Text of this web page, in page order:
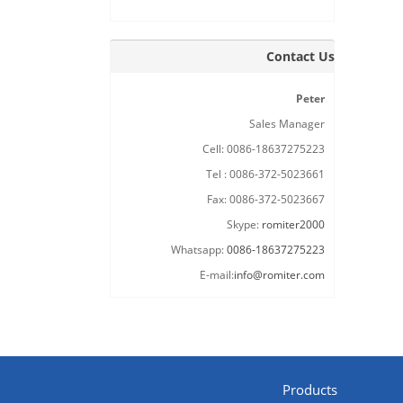
Contact Us
Peter
Sales Manager
Cell: 0086-18637275223
Tel : 0086-372-5023661
Fax: 0086-372-5023667
Skype: romiter2000
Whatsapp:0086-18637275223
E-mail:info@romiter.com
Products